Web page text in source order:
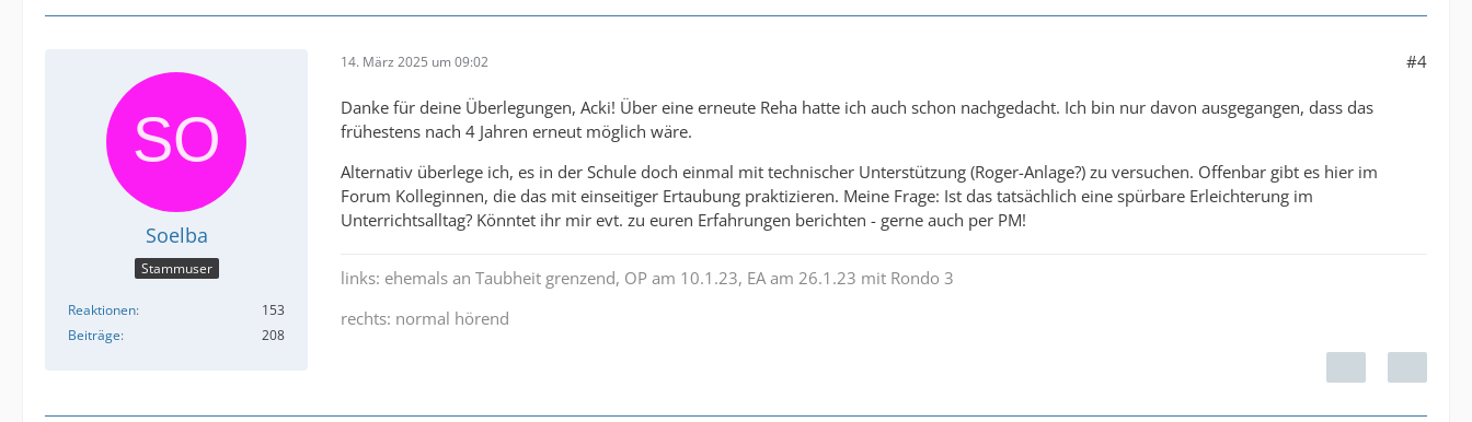
Soelba
Stammuser
Reaktionen
153
Beiträge
208
14. März 2025 um 09:02 #4
Danke für deine Überlegungen, Acki! Über eine erneute Reha hatte ich auch schon nachgedacht. Ich bin nur davon ausgegangen, dass das
frühestens nach 4 Jahren erneut möglich wäre.
Alternativ überlege ich, es in der Schule doch einmal mit technischer Unterstützung (Roger-Anlage?) zu versuchen. Offenbar gibt es hier im
Forum Kolleginnen, die das mit einseitiger Ertaubung praktizieren. Meine Frage: Ist das tatsächlich eine spürbare Erleichterung im
Unterrichtsalltag? Könntet ihr mir evt. zu euren Erfahrungen berichten - gerne auch per PM!
links: ehemals an Taubheit grenzend, OP am 10.1.23, EA am 26.1.23 mit Rondo 3
rechts: normal hörend